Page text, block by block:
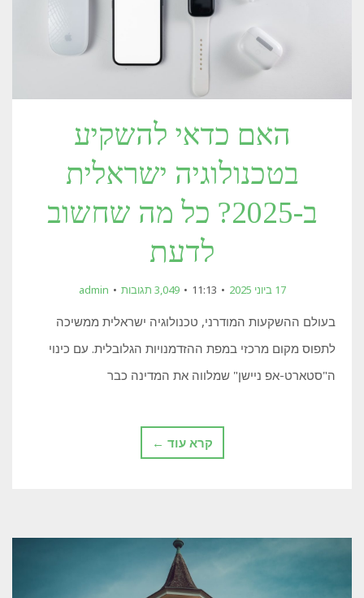
האם כדאי להשקיע
בטכנולוגיה ישראלית
ב-2025? כל מה שחשוב
לדעת
17 ביוני 2025 11:13 3,049 תגובות admin
בעולם ההשקעות המודרני, טכנולוגיה ישראלית ממשיכה
לתפוס מקום מרכזי במפת ההזדמנויות הגלובלית. עם כינוי
ה"סטארט-אפ ניישן" שמלווה את המדינה כבר
קרא עוד ←